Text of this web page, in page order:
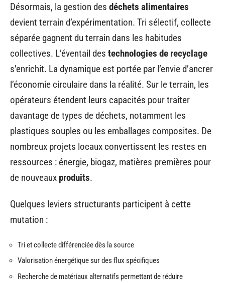
Désormais, la gestion des déchets alimentaires
devient terrain d’expérimentation. Tri sélectif, collecte
séparée gagnent du terrain dans les habitudes
collectives. L’éventail des technologies de recyclage
s’enrichit. La dynamique est portée par l’envie d’ancrer
l’économie circulaire dans la réalité. Sur le terrain, les
opérateurs étendent leurs capacités pour traiter
davantage de types de déchets, notamment les
plastiques souples ou les emballages composites. De
nombreux projets locaux convertissent les restes en
ressources : énergie, biogaz, matières premières pour
de nouveaux produits.
Quelques leviers structurants participent à cette
mutation :
Tri et collecte différenciée dès la source
Valorisation énergétique sur des flux spécifiques
Recherche de matériaux alternatifs permettant de réduire